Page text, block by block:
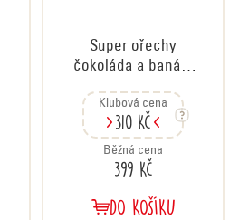
Super ořechy
čokoláda a banán,
Klubová cena
310 Kč
Běžná cena
399 Kč
DO KOŠÍKU